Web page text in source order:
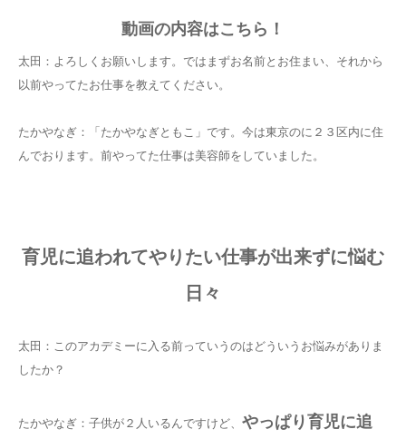
動画の内容はこちら！
太田：よろしくお願いします。ではまずお名前とお住まい、それから
以前やってたお仕事を教えてください。
たかやなぎ：「たかやなぎともこ」です。今は東京のに２３区内に住
んでおります。前やってた仕事は美容師をしていました。
育児に追われてやりたい仕事が出来ずに悩む
日々
太田：このアカデミーに入る前っていうのはどういうお悩みがありま
したか？
たかやなぎ：子供が２人いるんですけど、 やっぱり育児に追